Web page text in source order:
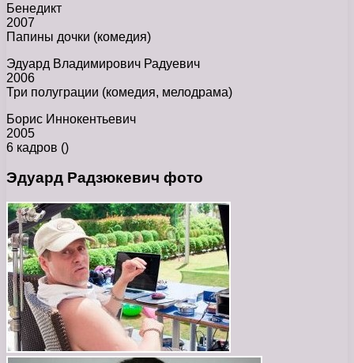
Бенедикт
2007
Папины дочки (комедия)
Эдуард Владимирович Радуевич
2006
Три полуграции (комедия, мелодрама)
Борис Иннокентьевич
2005
6 кадров ()
Эдуард Радзюкевич фото